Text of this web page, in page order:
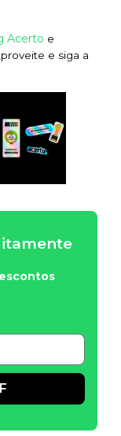
Acerto e
e siga a